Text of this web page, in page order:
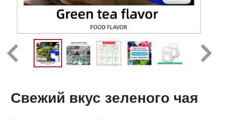
Свежий вкус зеленого чая